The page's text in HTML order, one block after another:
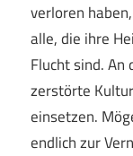
verloren
alle, die ihre
Flucht sind. An
zerstörte
einsetzen.
endlich zur